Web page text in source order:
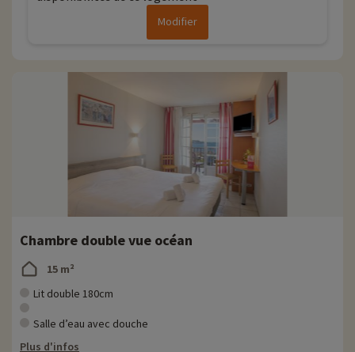
Modifier
Chambre double vue océan
15 m²
Lit double 180cm
Salle d’eau avec douche
Plus d'infos